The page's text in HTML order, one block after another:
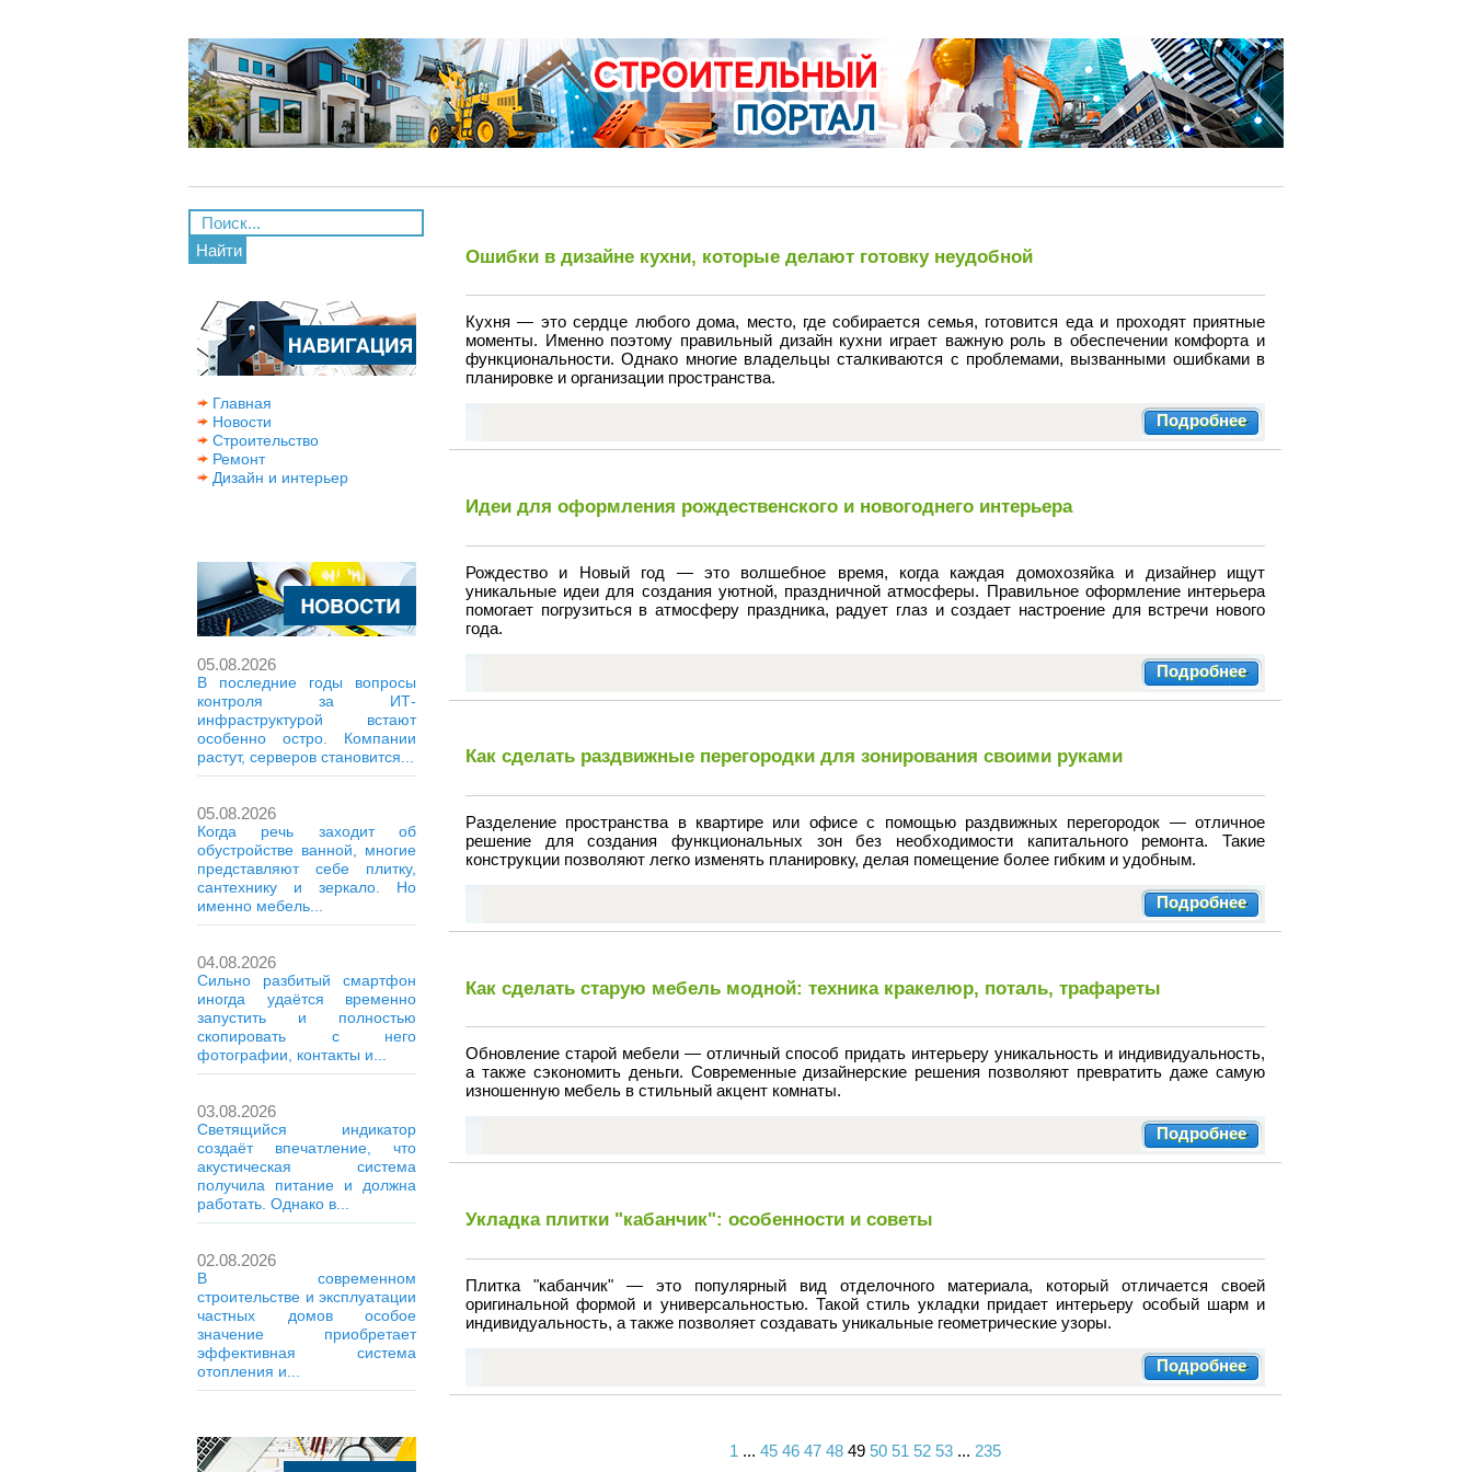
Найти
Главная
Новости
Строительство
Ремонт
Дизайн и интерьер
05.08.2026
В последние годы вопросы
контроля за ИТ-
инфраструктурой встают
особенно остро. Компании
растут, серверов становится...
05.08.2026
Когда речь заходит об
обустройстве ванной, многие
представляют себе плитку,
сантехнику и зеркало. Но
именно мебель...
04.08.2026
Сильно разбитый смартфон
иногда удаётся временно
запустить и полностью
скопировать с него
фотографии, контакты и...
03.08.2026
Светящийся индикатор
создаёт впечатление, что
акустическая система
получила питание и должна
работать. Однако в...
02.08.2026
В современном
строительстве и эксплуатации
частных домов особое
значение приобретает
эффективная система
отопления и...
Ошибки в дизайне кухни, которые делают готовку неудобной
Кухня — это сердце любого дома, место, где собирается семья, готовится еда и проходят приятные
моменты. Именно поэтому правильный дизайн кухни играет важную роль в обеспечении комфорта и
функциональности. Однако многие владельцы сталкиваются с проблемами, вызванными ошибками в
планировке и организации пространства.
Подробнее
Идеи для оформления рождественского и новогоднего интерьера
Рождество и Новый год — это волшебное время, когда каждая домохозяйка и дизайнер ищут
уникальные идеи для создания уютной, праздничной атмосферы. Правильное оформление интерьера
помогает погрузиться в атмосферу праздника, радует глаз и создает настроение для встречи нового
года.
Подробнее
Как сделать раздвижные перегородки для зонирования своими руками
Разделение пространства в квартире или офисе с помощью раздвижных перегородок — отличное
решение для создания функциональных зон без необходимости капитального ремонта. Такие
конструкции позволяют легко изменять планировку, делая помещение более гибким и удобным.
Подробнее
Как сделать старую мебель модной: техника кракелюр, поталь, трафареты
Обновление старой мебели — отличный способ придать интерьеру уникальность и индивидуальность,
а также сэкономить деньги. Современные дизайнерские решения позволяют превратить даже самую
изношенную мебель в стильный акцент комнаты.
Подробнее
Укладка плитки "кабанчик": особенности и советы
Плитка "кабанчик" — это популярный вид отделочного материала, который отличается своей
оригинальной формой и универсальностью. Такой стиль укладки придает интерьеру особый шарм и
индивидуальность, а также позволяет создавать уникальные геометрические узоры.
Подробнее
1 ... 45 46 47 48 49 50 51 52 53 ... 235